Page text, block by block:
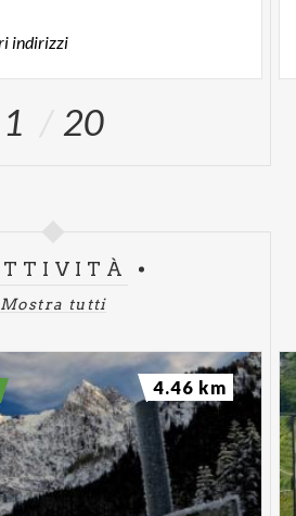
indirizzi
1 20
Mostra tutti
4.46 km